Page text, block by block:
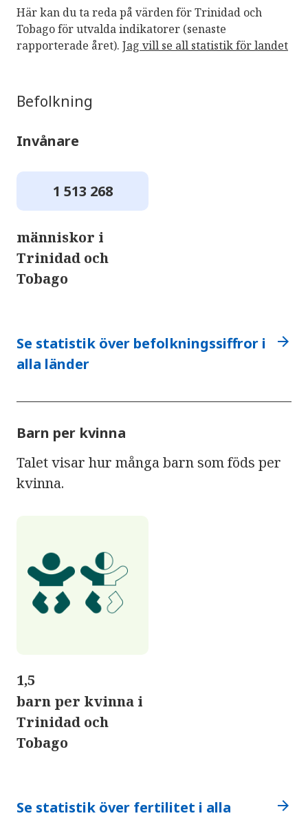
Här kan du ta reda på värden för Trinidad och
Tobago för utvalda indikatorer (senaste
rapporterade året). Jag vill se all statistik för landet
Befolkning
Invånare
1 513 268
människor i
Trinidad och
Tobago
Se statistik över befolkningssiffror i
alla länder
arrow_forward
Barn per kvinna
Talet visar hur många barn som föds per
kvinna.
1,5
barn per kvinna i
Trinidad och
Tobago
Se statistik över fertilitet i alla
arrow_forward